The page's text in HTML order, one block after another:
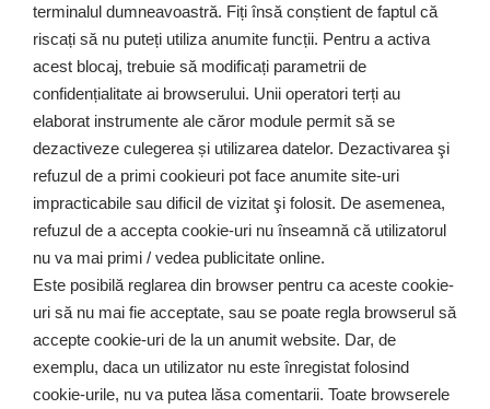
terminalul dumneavoastră. Fiți însă conștient de faptul că
riscați să nu puteți utiliza anumite funcții. Pentru a activa
acest blocaj, trebuie să modificați parametrii de
confidențialitate ai browserului. Unii operatori terți au
elaborat instrumente ale căror module permit să se
dezactiveze culegerea și utilizarea datelor. Dezactivarea şi
refuzul de a primi cookieuri pot face anumite site-uri
impracticabile sau dificil de vizitat şi folosit. De asemenea,
refuzul de a accepta cookie-uri nu înseamnă că utilizatorul
nu va mai primi / vedea publicitate online.
Este posibilă reglarea din browser pentru ca aceste cookie-
uri să nu mai fie acceptate, sau se poate regla browserul să
accepte cookie-uri de la un anumit website. Dar, de
exemplu, daca un utilizator nu este înregistat folosind
cookie-urile, nu va putea lăsa comentarii. Toate browserele